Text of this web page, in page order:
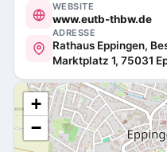
WEBSITE
www.eutb-thbw.de
ADRESSE
Rathaus Eppingen,
Marktplatz 1, 75031
+
−